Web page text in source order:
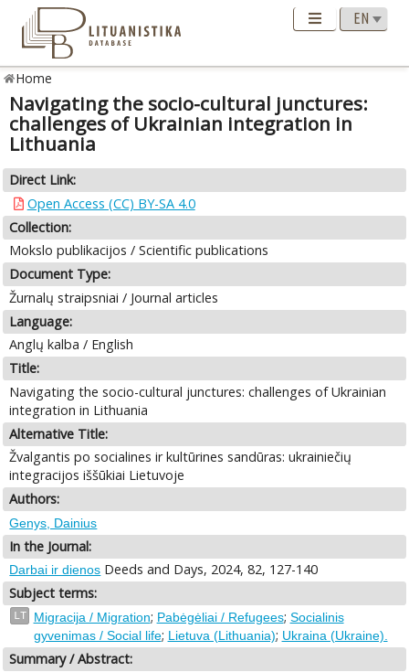
Home
Navigating the socio-cultural junctures:
challenges of Ukrainian integration in
Lithuania
Direct Link:
Open Access (CC) BY-SA 4.0
Collection:
Mokslo publikacijos / Scientific publications
Document Type:
Žurnalų straipsniai / Journal articles
Language:
Anglų kalba / English
Title:
Navigating the socio-cultural junctures: challenges of Ukrainian
integration in Lithuania
Alternative Title:
Žvalgantis po socialines ir kultūrines sandūras: ukrainiečių
integracijos iššūkiai Lietuvoje
Authors:
Genys, Dainius
In the Journal:
Darbai ir dienos Deeds and Days, 2024, 82, 127-140
Subject terms:
LT Migracija / Migration; Pabėgėliai / Refugees; Socialinis
gyvenimas / Social life; Lietuva (Lithuania); Ukraina (Ukraine).
Summary / Abstract: